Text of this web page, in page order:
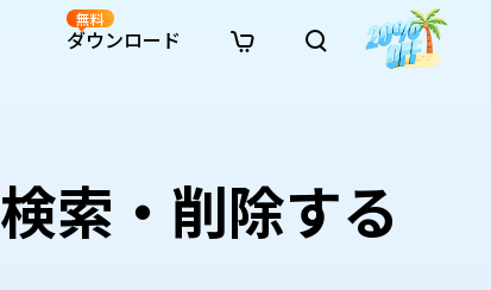
· USBデータ復元
· ゴミ箱復元
· ファイル復元
· エクセル復元
· 写真復元
· 動画復元
修復
イル修復
· シネマ風AI画像プロンプト
· アニメ実写化プロンプト
ドディスクをクローン
· 重複検索（Mac）
ライブを拡張
· ディスク容量を解放
をGPTに変換
· Macストレージを整理
ダウンロード
無料
索・削除する